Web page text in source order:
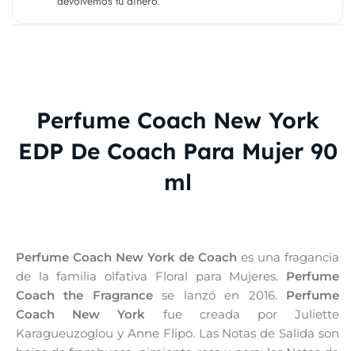
Perfume Coach New York
EDP De Coach Para Mujer 90
ml
Perfume Coach New York de Coach es una fragancia
de la familia olfativa Floral para Mujeres. Perfume
Coach the Fragrancese lanzó en 2016. Perfume
Coach New York fue creada por Juliette
Karagueuzoglou y Anne Flipo. Las Notas de Salida son